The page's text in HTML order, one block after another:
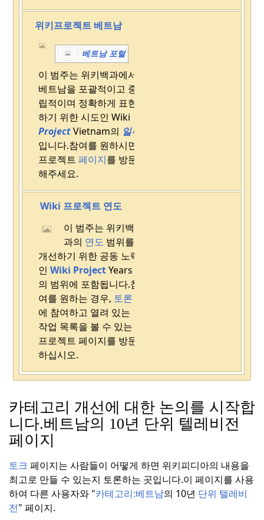
위키프로젝트 베트남
베트남 포털
이 범주는 위키백과에서
베트남을 포괄적이고 중
립적이며 정확하게 표현
하기 위한 시도인 Wiki
ProjectVietnam의 일부
입니다.참여를 원하시면
프로젝트 페이지를 방문
해주세요.
Wiki 프로젝트 연도
이 범주는 위키백
과의 연도 범위를
개선하기 위한 공동 노력
인 Wiki ProjectYears
의 범위에 포함됩니다.참
여를 원하는 경우, 토론
에 참여하고 열려 있는
작업 목록을 볼 수 있는
프로젝트 페이지를 방문
하십시오.
카테고리 개선에 대한 논의를 시작합
니다.베트남의 10년 단위 텔레비전
페이지
토크 페이지는 사람들이 어떻게 하면 위키피디아의 내용을
최고로 만들 수 있는지 토론하는 곳입니다.이 페이지를 사용
하여 다른 사용자와 "카테고리:베트남의 10년 단위 텔레비
전" 페이지.